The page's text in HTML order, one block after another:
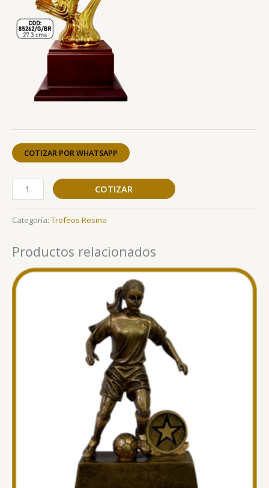
COTIZAR POR WHATSAPP
COTIZAR
Categoría: Trofeos Resina
Productos relacionados